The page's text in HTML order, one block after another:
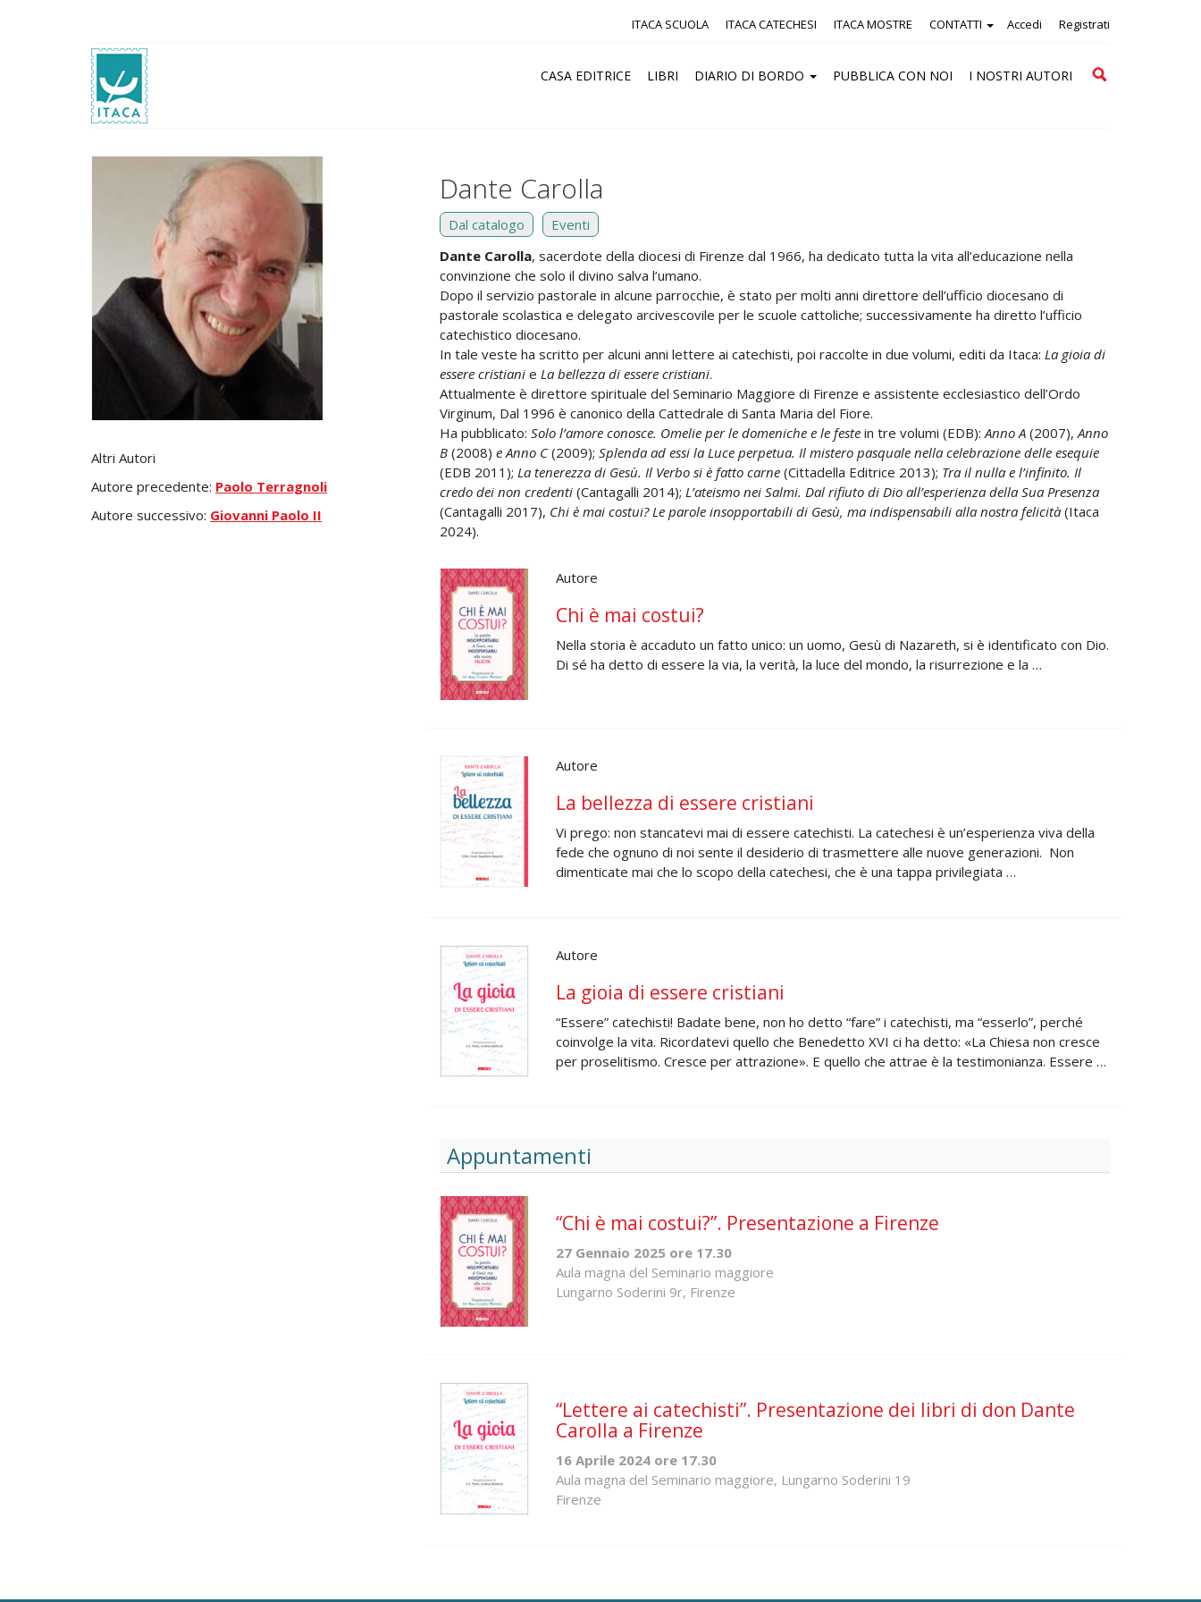
Accedi Registrati
ITACA SCUOLA ITACA CATECHESI ITACA MOSTRE CONTATTI
CASA EDITRICE LIBRI DIARIO DI BORDO PUBBLICA CON NOI I NOSTRI AUTORI
Cerca
Altri Autori
Autore precedente: Paolo Terragnoli
Autore successivo: Giovanni Paolo II
Dante Carolla
Dal catalogo
Eventi
Dante Carolla, sacerdote della diocesi di Firenze dal 1966, ha dedicato tutta la vita all’educazione nella
convinzione che solo il divino salva l’umano.
Dopo il servizio pastorale in alcune parrocchie, è stato per molti anni direttore dell’ufficio diocesano di
pastorale scolastica e delegato arcivescovile per le scuole cattoliche; successivamente ha diretto l’ufficio
catechistico diocesano.
In tale veste ha scritto per alcuni anni lettere ai catechisti, poi raccolte in due volumi, editi da Itaca: La gioia di
essere cristiani e La bellezza di essere cristiani.
Attualmente è direttore spirituale del Seminario Maggiore di Firenze e assistente ecclesiastico dell’Ordo
Virginum, Dal 1996 è canonico della Cattedrale di Santa Maria del Fiore.
Ha pubblicato: Solo l’amore conosce. Omelie per le domeniche e le feste in tre volumi (EDB):Anno A (2007),Anno
B (2008) e Anno C(2009); Splenda ad essi la Luce perpetua. Il mistero pasquale nella celebrazione delle esequie
(EDB 2011); La tenerezza di Gesù. Il Verbo si è fatto carne (Cittadella Editrice 2013); Tra il nulla e l’infinito. Il
credo dei non credenti (Cantagalli 2014); L’ateismo nei Salmi. Dal rifiuto di Dio all’esperienza della Sua Presenza
(Cantagalli 2017), Chi è mai costui? Le parole insopportabili di Gesù, ma indispensabili alla nostra felicità (Itaca
2024).
Autore
Chi è mai costui?
Nella storia è accaduto un fatto unico: un uomo, Gesù di Nazareth, si è identificato con Dio.
Di sé ha detto di essere la via, la verità, la luce del mondo, la risurrezione e la …
Autore
La bellezza di essere cristiani
Vi prego: non stancatevi mai di essere catechisti. La catechesi è un’esperienza viva della
fede che ognuno di noi sente il desiderio di trasmettere alle nuove generazioni. Non
dimenticate mai che lo scopo della catechesi, che è una tappa privilegiata …
Autore
La gioia di essere cristiani
“Essere” catechisti! Badate bene, non ho detto “fare” i catechisti, ma “esserlo”, perché
coinvolge la vita. Ricordatevi quello che Benedetto XVI ci ha detto: «La Chiesa non cresce
per proselitismo. Cresce per attrazione». E quello che attrae è la testimonianza. Essere …
Appuntamenti
“Chi è mai costui?”. Presentazione a Firenze
27 Gennaio 2025 ore 17.30
Aula magna del Seminario maggiore
Lungarno Soderini 9r, Firenze
“Lettere ai catechisti”. Presentazione dei libri di don Dante
Carolla a Firenze
16 Aprile 2024 ore 17.30
Aula magna del Seminario maggiore, Lungarno Soderini 19
Firenze